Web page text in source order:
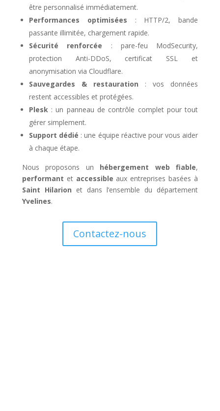
être personnalisé immédiatement.
Performances optimisées : HTTP/2, bande
passante illimitée, chargement rapide.
Sécurité renforcée : pare-feu ModSecurity,
protection Anti-DDoS, certificat SSL et
anonymisation via Cloudflare.
Sauvegardes & restauration : vos données
restent accessibles et protégées.
Plesk: un panneau de contrôle complet pour tout
gérer simplement.
Support dédié : une équipe réactive pour vous aider
à chaque étape.
Nous proposons un hébergement web fiable,
performant et accessible aux entreprises basées à
Saint Hilarion et dans l’ensemble du département
Yvelines.
Contactez-nous